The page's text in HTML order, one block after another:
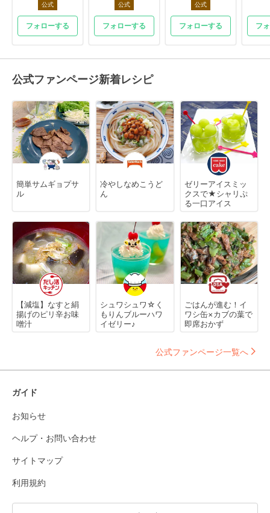
公式
フォローする
公式
フォローする
公式
フォローする フ
公式ファンページ新着レシピ
簡単サムギョプサ
ル
冷やしなめこうど
ん
ゼリーアイスミッ
クスで★シャリぷ
る一口アイス
【減塩】なすと絹
揚げのピリ辛お味
噌汁
シュワシュワ☆く
もりんブルーハワ
イゼリー♪
ごはんが進む！イ
ワシ缶×カブの葉で
即席おかず
公式ファンページ一覧へ
ガイド
お知らせ
ヘルプ・お問い合わせ
サイトマップ
利用規約